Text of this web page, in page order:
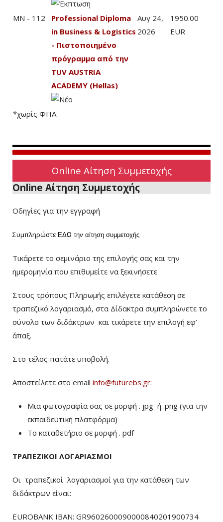
MN - 112
Professional Diploma
in Business & Logistics
- Πιστοποιημένο
πρόγραμμα από την
TUV AUSTRIA
ACADEMY (Hellas)
Αυγ 24,
2026
1950.00
EUR
*χωρίς ΦΠΑ
Online Αίτηση Συμμετοχής
Online Αίτηση Συμμετοχής
Οδηγίες για την εγγραφή
Συμπληρώστε ΕΔΩ την αίτηση συμμετοχής
Τικάρετε το σεμινάριο της επιλογής σας και την
ημερομηνία που επιθυμείτε να ξεκινήσετε
Στους τρόπους Πληρωμής επιλέγετε κατάθεση σε
τραπεζικό λογαριασμό, στα Δίδακτρα συμπληρώνετε το
σύνολο των διδάκτρων και τικάρετε την επιλογή εφ’
άπαξ.
Στο τέλος πατάτε υποβολή.
Αποστείλετε στο email info@futurebs.gr:
Μια φωτογραφία σας σε μορφή . jpg ή .png (για την
εκπαιδευτική πλατφόρμα)
To καταθετήριο σε μορφή . pdf
ΤΡΑΠΕΖΙΚΟΙ ΛΟΓΑΡΙΑΣΜΟΙ
Οι τραπεζικοί λογαριασμοί για την κατάθεση των
διδάκτρων είναι:
EUROBANK IBAN: GR9602600090000840201900734